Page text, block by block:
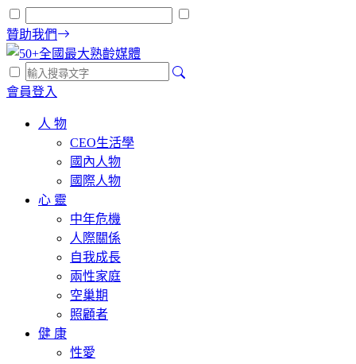
贊助我們
會員登入
人 物
CEO生活學
國內人物
國際人物
心 靈
中年危機
人際關係
自我成長
兩性家庭
空巢期
照顧者
健 康
性愛